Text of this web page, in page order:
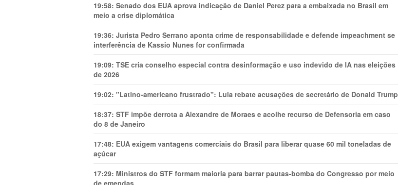
19:58: Senado dos EUA aprova indicação de Daniel Perez para a embaixada no Brasil em
meio a crise diplomática
19:36: Jurista Pedro Serrano aponta crime de responsabilidade e defende impeachment se
interferência de Kassio Nunes for confirmada
19:09: TSE cria conselho especial contra desinformação e uso indevido de IA nas eleições
de 2026
19:02: "Latino-americano frustrado": Lula rebate acusações de secretário de Donald Trump
18:37: STF impõe derrota a Alexandre de Moraes e acolhe recurso de Defensoria em caso
do 8 de Janeiro
17:48: EUA exigem vantagens comerciais do Brasil para liberar quase 60 mil toneladas de
açúcar
17:29: Ministros do STF formam maioria para barrar pautas-bomba do Congresso por meio
de emendas